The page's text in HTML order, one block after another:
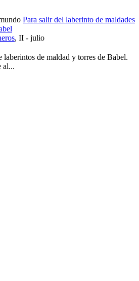
Para salir del laberinto de maldades
, II - julio
laberintos de maldad y torres de Babel.
al...